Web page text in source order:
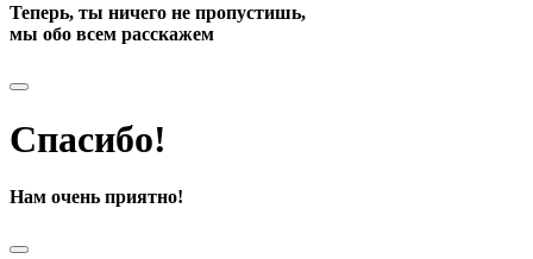
Теперь, ты ничего не пропустишь,
мы обо всем расскажем
Спасибо!
Нам очень приятно!